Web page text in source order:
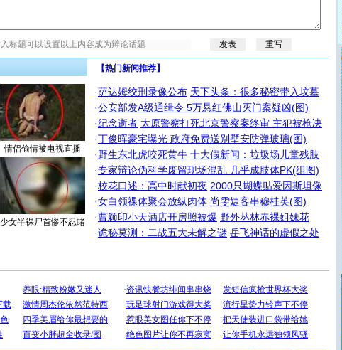
情侣偷情被电视直播
少女半裸尸首惨不忍睹
【热门新闻推荐】
·萨达姆绞刑录像公布 天下头条：很多秘密带入坟墓
·公安部发A级通缉令 5万悬红佛山灭门案疑凶(图)
·纪念逝者 太原警察打死北京警察案终审 主犯被枪决
·丁俊晖豪宅曝光 政府免费送别墅安防弹玻璃(图)
·野生东北虎咬死黄牛 十大假新闻：垃圾场儿童残肢
·专家辩论伪科学废留现场混乱 几乎成肢体PK(组图)
·校花口述：高中时献初夜 2000只蝴蝶贴爱因斯坦像
·女白领祼体聚会放纵肉体 尚雯婕客串穆桂英(图)
·曹颖印小天酒店开房照被爆 野外丛林赤裸姐妹花
·诡秘莫测：二战五大未解之谜 岳飞神话的虚假之处
[圣诞节]圣诞节到了，想想没什么送给你的，又不打算给